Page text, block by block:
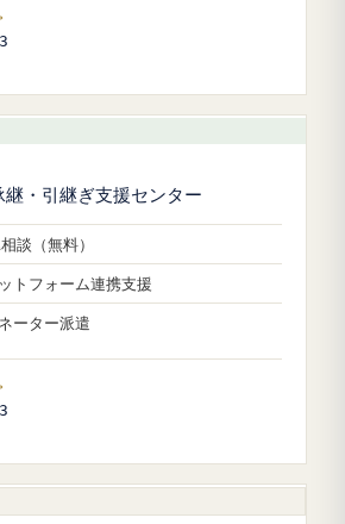
継・引継ぎ支援センター
談（無料）
トフォーム連携支援
ーター派遣